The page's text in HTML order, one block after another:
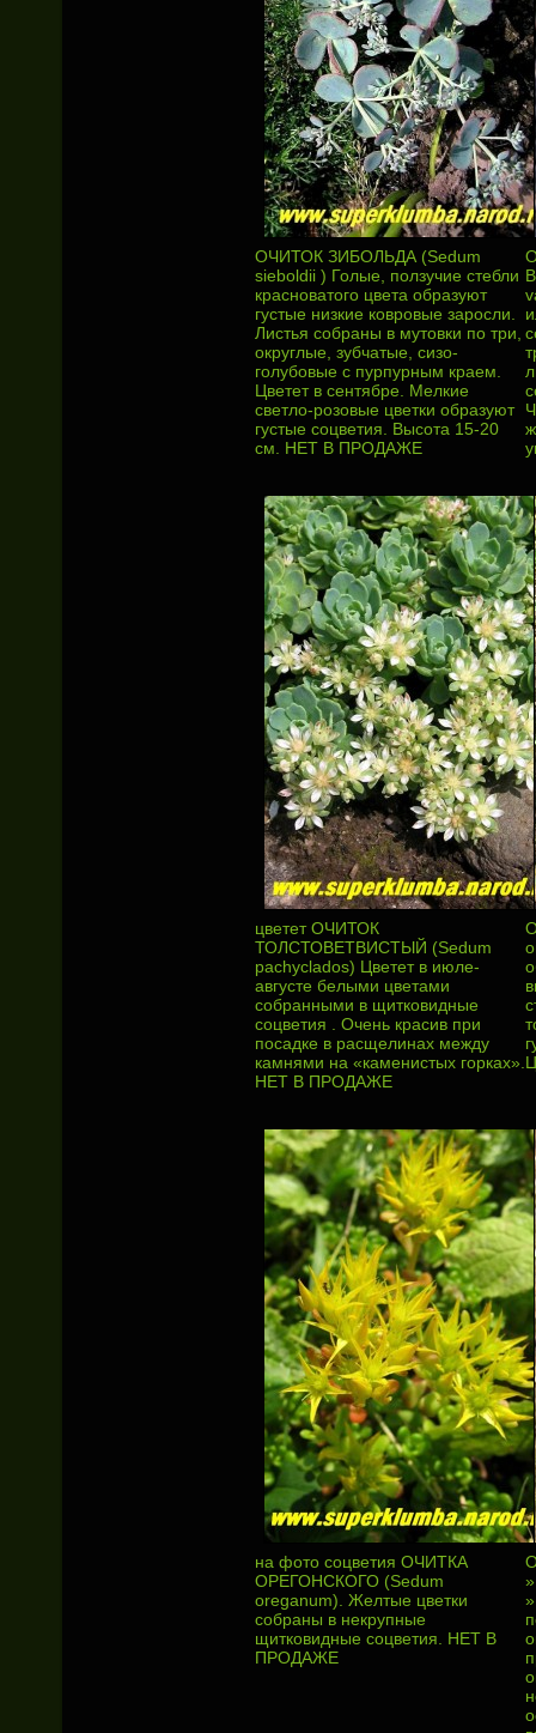
ОЧИТОК ЗИБОЛЬДА (Sedum
sieboldii ) Голые, ползучие стебли
красноватого цвета образуют
густые низкие ковровые заросли.
Листья собраны в мутовки по три,
округлые, зубчатые, сизо-
голубовые с пурпурным краем.
Цветет в сентябре. Мелкие
светло-розовые цветки образуют
густые соцветия. Высота 15-20
см. НЕТ В ПРОДАЖЕ
цветет ОЧИТОК
ТОЛСТОВЕТВИСТЫЙ (Sedum
pachyclados) Цветет в июле-
августе белыми цветами
собранными в щитковидные
соцветия . Очень красив при
посадке в расщелинах между
камнями на «каменистых горках».
НЕТ В ПРОДАЖЕ
на фото соцветия ОЧИТКА
ОРЕГОНСКОГО (Sedum
oreganum). Желтые цветки
собраны в некрупные
щитковидные соцветия. НЕТ В
ПРОДАЖЕ